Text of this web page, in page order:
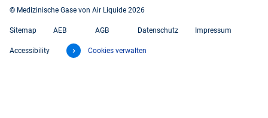
© Medizinische Gase von Air Liquide 2026
Sitemap AEB AGB Datenschutz Impressum
Accessibility Cookies verwalten